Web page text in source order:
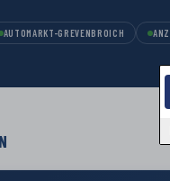
AUTOMARKT-GREVENBROICH